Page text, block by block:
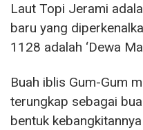
Laut Topi Jerami
baru yang
1128 adalah ‘Dewa
Buah iblis Gum-Gum
terungkap sebagai
bentuk